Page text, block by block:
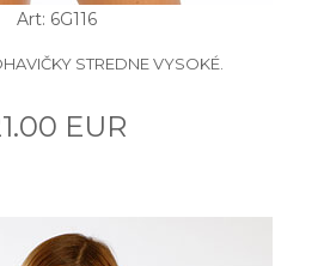
Art: 6G116
STREDNE VYSOKÉ.
EUR